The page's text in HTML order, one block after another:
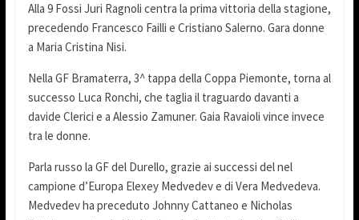
Alla 9 Fossi Juri Ragnoli centra la prima vittoria della stagione,
precedendo Francesco Failli e Cristiano Salerno. Gara donne
a Maria Cristina Nisi.
Nella GF Bramaterra, 3^ tappa della Coppa Piemonte, torna al
successo Luca Ronchi, che taglia il traguardo davanti a
davide Clerici e a Alessio Zamuner. Gaia Ravaioli vince invece
tra le donne.
Parla russo la GF del Durello, grazie ai successi del nel
campione d’Europa Elexey Medvedev e di Vera Medvedeva.
Medvedev ha preceduto Johnny Cattaneo e Nicholas